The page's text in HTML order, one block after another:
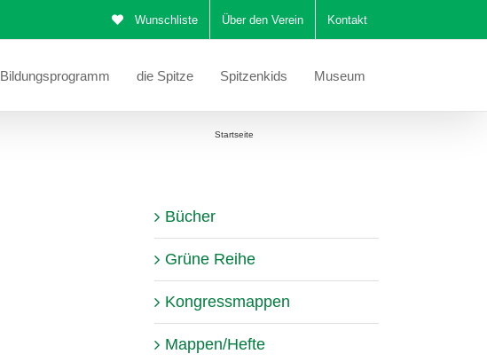
Wunschliste Über den Verein Kontakt
Bildungsprogramm die Spitze Spitzenkids Museum
Startseite
Bücher
Grüne Reihe
Kongressmappen
Mappen/Hefte